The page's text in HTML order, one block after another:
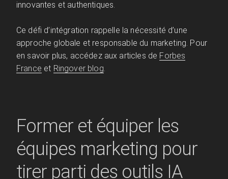
innovantes et authentiques.
Ce défi d’intégration rappelle la nécessité d’une
approche globale et responsable du marketing. Pour
en savoir plus, accédez aux articles de Forbes
France et Ringover blog.
Former et équiper les
équipes marketing pour
tirer parti des outils IA